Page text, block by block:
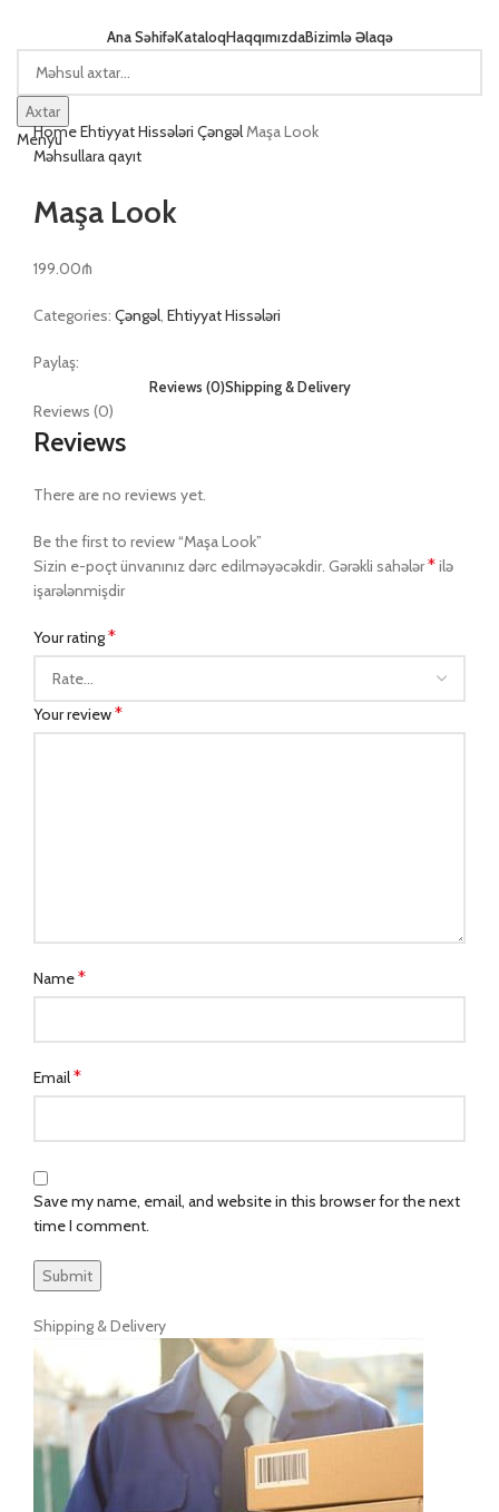
Ana SəhifəKataloqHaqqımızdaBizimlə Əlaqə
Axtar
Menyu
Böyütmək üçün klikləyin
HomeEhtiyyat Hissələri Çəngəl Maşa Look
Məhsullara qayıt
Maşa Look
199.00₼
Categories: Çəngəl Ehtiyyat Hissələri
Paylaş:
Reviews (0)Shipping & Delivery
Reviews (0)
Reviews
There are no reviews yet.
Be the first to review “Maşa Look”
Sizin e-poçt ünvanınız dərc edilməyəcəkdir. Gərəkli sahələr*ilə
işarələnmişdir
Your rating*
Your review*
Name*
Email*
Save my name, email, and website in this browser for the next
time I comment.
Shipping & Delivery